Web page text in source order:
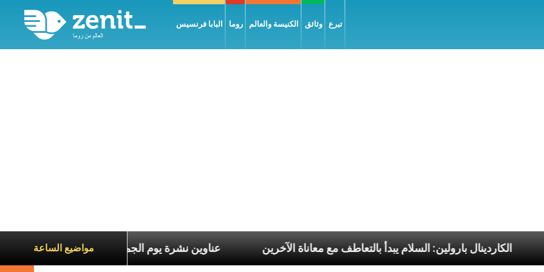
البابا فرنسيس روما الكنيسة والعالم وثائق تبرع
مواضيع الساعة
عناوين نشرة يوم الجمعة 7 آب 2026: السلام يُبنى بصبر يومًا بعد يوم الكاردينال بارولين: السلام يبدأ بالتعاطف مع معاناة الآخرين الرسوليّة